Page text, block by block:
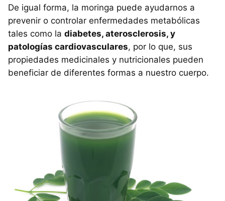
De igual forma, la moringa puede ayudarnos a
prevenir o controlar enfermedades metabólicas
tales como la diabetes, aterosclerosis, y
patologías cardiovasculares, por lo que, sus
propiedades medicinales y nutricionales pueden
beneficiar de diferentes formas a nuestro cuerpo.